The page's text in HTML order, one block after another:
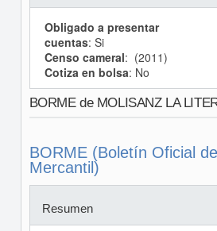
Obligado a presentar
cuentas: Si
Censo cameral: (2011)
Cotiza en bolsa: No
BORME de MOLISANZ LA
BORME (Boletín Oficial
Mercantil)
Resumen